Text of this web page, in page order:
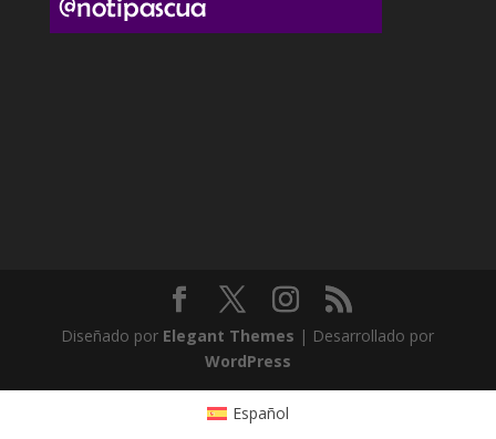
Diseñado por Elegant Themes | Desarrollado por
WordPress
Español